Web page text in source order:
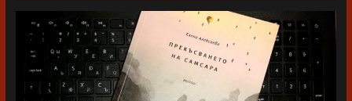
разказ